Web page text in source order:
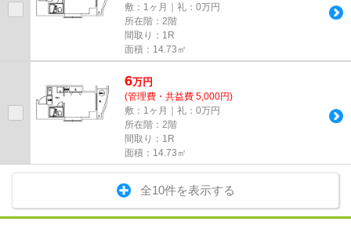
敷：1ヶ月｜礼：0万円
所在階：2階
間取り：1R
面積：14.73㎡
6万円
(管理費・共益費 5,000円)
敷：1ヶ月｜礼：0万円
所在階：2階
間取り：1R
面積：14.73㎡
全10件を表示する